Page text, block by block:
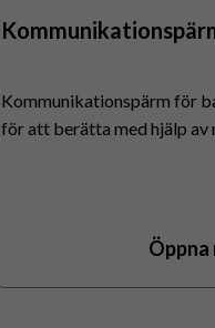
Kommunikationspärm för
för att berätta med hjälp av